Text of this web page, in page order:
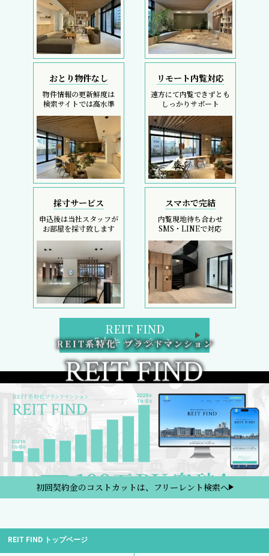
おとり物件なし
物件情報の更新鮮度は
検索サイトでは高水準
リモート内覧対応
遠方にて内覧できずとも
しっかりサポート
採寸サービス
申込後は当社スタッフが
お部屋を採寸致します
スマホで完結
内覧現地待ち合わせ
SMS・LINEで対応
REIT FIND
5大キャンペーン
初回契約金のコストカットは、フリーレント検索へ
REIT FIND トップページ